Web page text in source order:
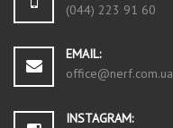
(044) 223 91 60
EMAIL:
office@nerf.com.ua
INSTAGRAM: